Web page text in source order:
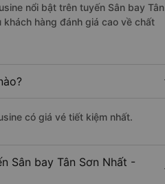
nổi bật trên tuyến Sân bay Tân
hàng đánh giá cao về chất
có giá vé tiết kiệm nhất.
Sân bay Tân Sơn Nhất -